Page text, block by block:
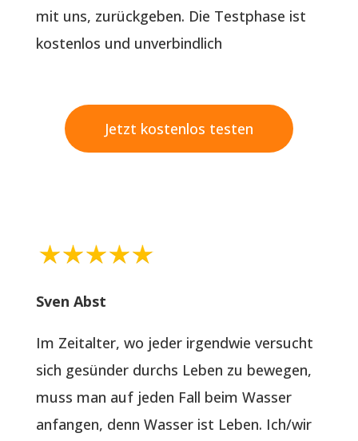
mit uns, zurückgeben. Die Testphase ist
kostenlos und unverbindlich
Jetzt kostenlos testen
Sven Abst
Im Zeitalter, wo jeder irgendwie versucht
sich gesünder durchs Leben zu bewegen,
muss man auf jeden Fall beim Wasser
anfangen, denn Wasser ist Leben. Ich/wir